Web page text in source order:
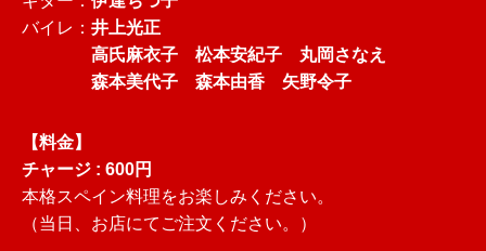
バイレ： 井上光正
高氏麻衣子 松本安紀子 丸岡さなえ
森本美代子 森本由香 矢野令子
【料金】
チャージ : 600円
本格スペイン料理をお楽しみください。
（当日、お店にてご注文ください。）